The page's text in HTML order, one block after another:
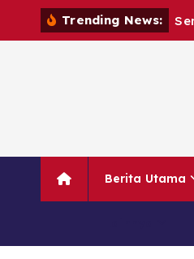
Trending News: Se
Berita Utama